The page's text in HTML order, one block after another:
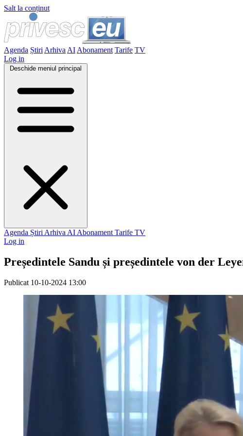
Salt la conținut
Agenda Știri Arhiva AI Abonament Tarife TV
Log in
Deschide meniul principal
Agenda Știri Arhiva AI Abonament Tarife TV
Log in
Președintele Sandu și președintele von der
Publicat 10-10-2024 13:00